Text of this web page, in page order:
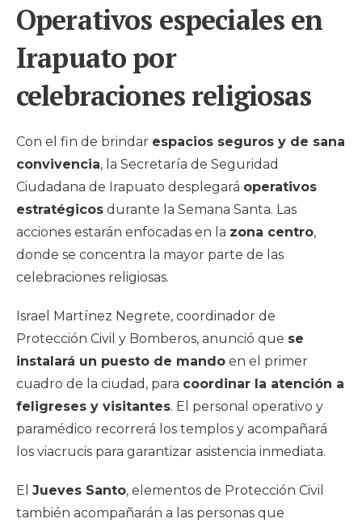
Operativos especiales en
Irapuato por
celebraciones religiosas
Con el fin de brindar espacios seguros y de sana
convivencia, la Secretaría de Seguridad
Ciudadana de Irapuato desplegará operativos
estratégicos durante la Semana Santa. Las
acciones estarán enfocadas en la zona centro,
donde se concentra la mayor parte de las
celebraciones religiosas.
Israel Martínez Negrete, coordinador de
Protección Civil y Bomberos, anunció que se
instalará un puesto de mando en el primer
cuadro de la ciudad, para coordinar la atención a
feligreses y visitantes. El personal operativo y
paramédico recorrerá los templos y acompañará
los viacrucis para garantizar asistencia inmediata.
El Jueves Santo, elementos de Protección Civil
también acompañarán a las personas que